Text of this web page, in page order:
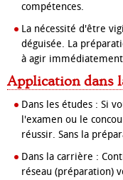
compétences.
La nécessité d'être
déguisée. La
à agir
Application dans
Dans les études : Si
l'examen ou le
réussir. Sans la
Dans la carrière :
réseau (préparation)